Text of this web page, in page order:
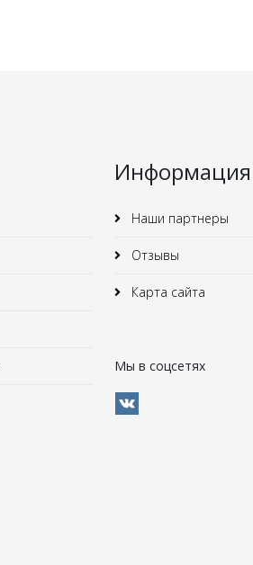
Информация
Наши партнеры
Отзывы
Карта сайта
Мы в соцсетях